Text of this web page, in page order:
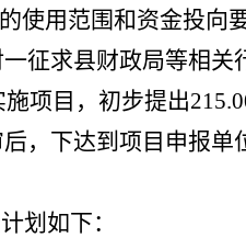
使用范围和资金投向
征求县财政局等相关
项目，初步提出
，下达到项目申报单
划如下：